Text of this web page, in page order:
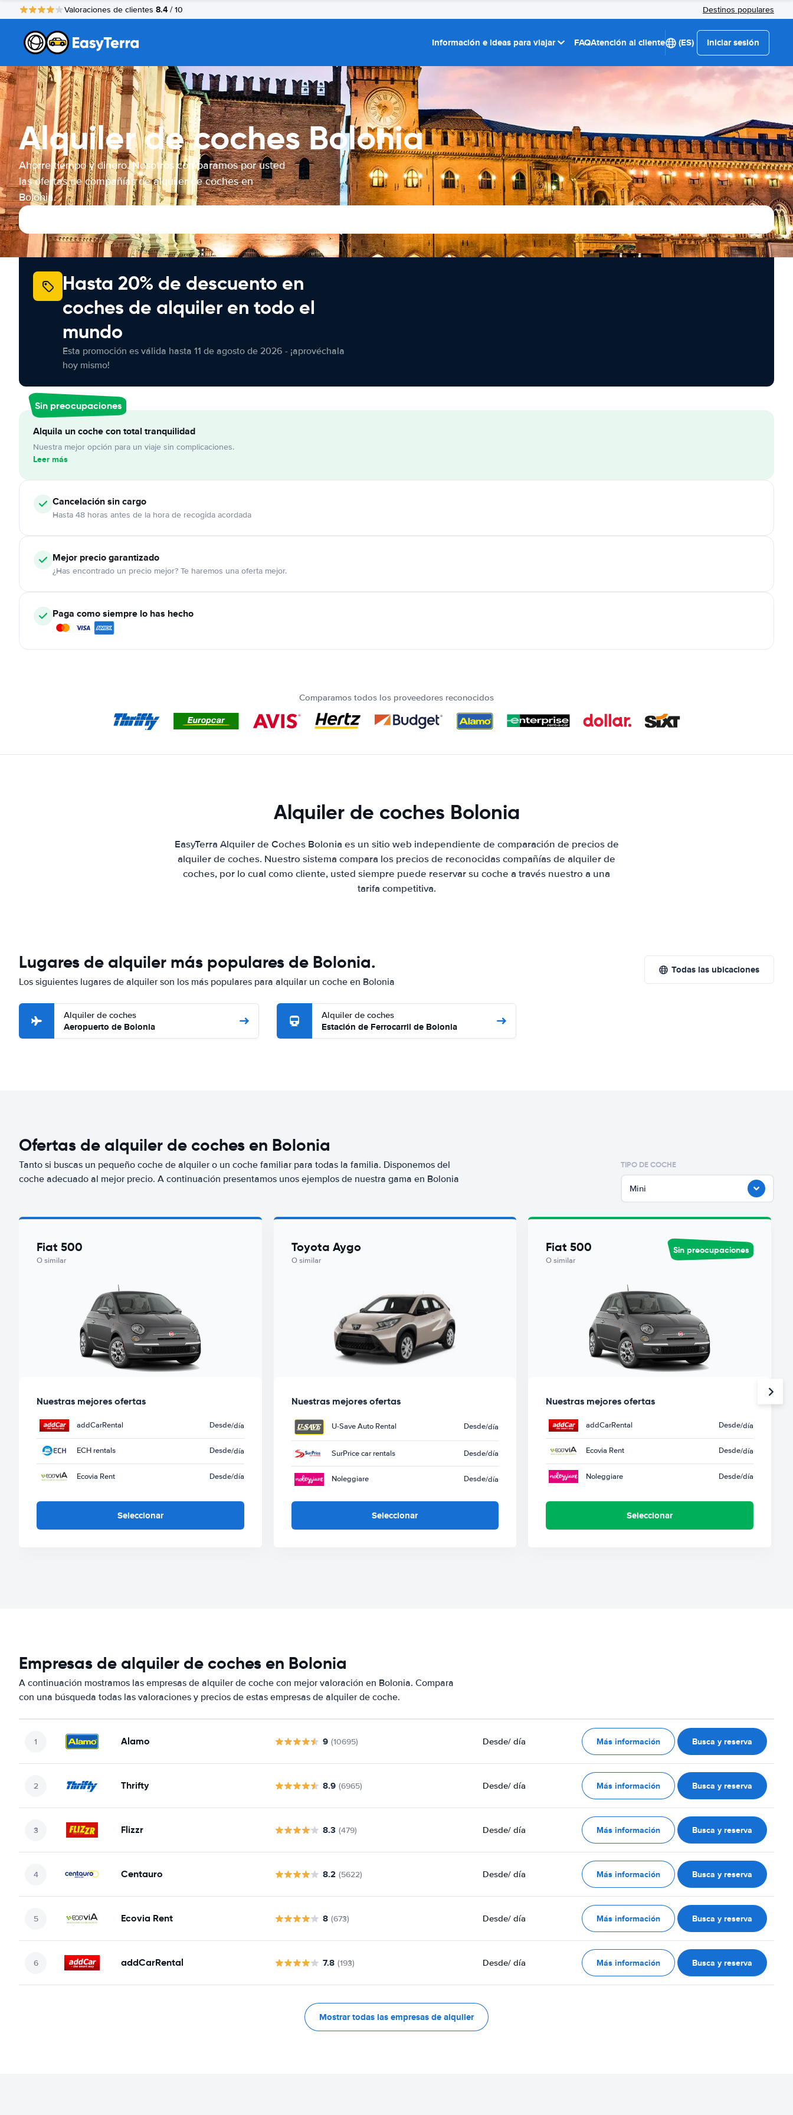
Valoraciones de clientes 8.4 / 10 Destinos populares
Información e ideas para viajar FAQAtención al cliente (ES) Iniciar sesión
Alquiler de coches Bolonia
Ahorre tiempo y dinero. Nosotros comparamos por usted
las ofertas de compañías de alquiler de coches en
Bolonia.
Hasta 20% de descuento en
coches de alquiler en todo el
mundo
Esta promoción es válida hasta 11 de agosto de 2026 - ¡aprovéchala
hoy mismo!
Sin preocupaciones
Alquila un coche con total tranquilidad
Nuestra mejor opción para un viaje sin complicaciones.
Leer más
Cancelaciónsin cargo
Hasta 48 horas antes de la hora de recogida acordada
Mejor precio garantizado
¿Has encontrado un precio mejor? Te haremos una oferta mejor.
Paga como siempre lo has hecho
Comparamos todos los proveedores reconocidos
Alquiler de coches Bolonia
EasyTerra Alquiler de Coches Bolonia es un sitio web independiente de comparación de precios de
alquiler de coches. Nuestro sistema compara los precios de reconocidas compañías de alquiler de
coches, por lo cual como cliente, usted siempre puede reservar su coche a través nuestro a una
tarifa competitiva.
Lugares de alquiler más populares de Bolonia.
Los siguientes lugares de alquiler son los más populares para alquilar un coche en Bolonia
Todas las ubicaciones
Alquiler de coches
Aeropuerto de Bolonia
Alquiler de coches
Estación de Ferrocarril de Bolonia
Ofertas de alquiler de coches en Bolonia
Tanto si buscas un pequeño coche de alquiler o un coche familiar para todas la familia. Disponemos del
coche adecuado al mejor precio. A continuación presentamos unos ejemplos de nuestra gama en Bolonia
TIPO DE COCHE
Mini
Fiat 500
O similar
Nuestras mejores ofertas
addCarRental Desde/día
ECH rentals Desde/día
Ecovia Rent Desde/día
Seleccionar
Toyota Aygo
O similar
Nuestras mejores ofertas
U-Save Auto Rental Desde/día
SurPrice car rentals Desde/día
Noleggiare Desde/día
Seleccionar
Fiat 500
O similar
Sin preocupaciones
Nuestras mejores ofertas
addCarRental Desde/día
Ecovia Rent Desde/día
Noleggiare Desde/día
Seleccionar
Empresas de alquiler de coches en Bolonia
A continuación mostramos las empresas de alquiler de coche con mejor valoración en Bolonia. Compara
con una búsqueda todas las valoraciones y precios de estas empresas de alquiler de coche.
Alamo 9 (10695) Desde/ día Más información Busca y reserva
Thrifty 8.9 (6965) Desde/ día Más información Busca y reserva
Flizzr 8.3 (479) Desde/ día Más información Busca y reserva
Centauro 8.2 (5622) Desde/ día Más información Busca y reserva
Ecovia Rent 8 (673) Desde/ día Más información Busca y reserva
addCarRental 7.8 (193) Desde/ día Más información Busca y reserva
Mostrar todas las empresas de alquiler